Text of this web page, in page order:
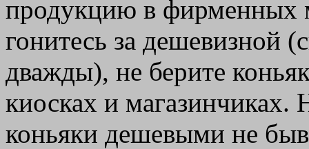
продукцию в фирменных
гонитесь за дешевизной
дважды), не берите
киосках и
коньяки дешевыми не